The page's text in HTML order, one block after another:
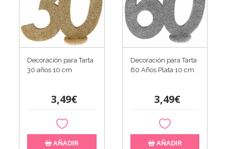
Decoración para Tarta
30 años 10 cm
3,49€
AÑADIR
Decoración para Tarta
60 Años Plata 10 cm
3,49€
AÑADIR